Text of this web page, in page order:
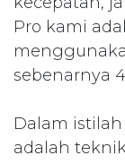
Pro kami
sebenarnya
Dalam
adalah